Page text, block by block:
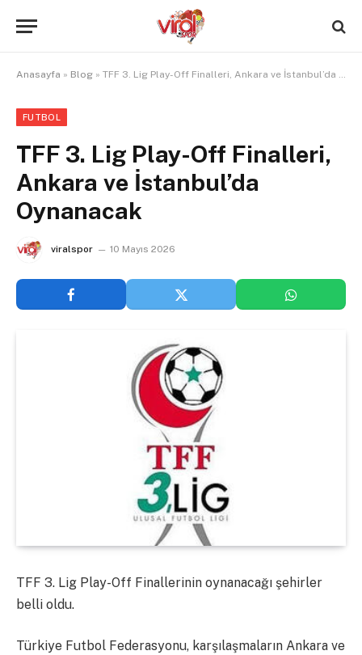
Anasayfa » Blog » TFF 3. Lig Play-Off Finalleri, Ankara ve İstanbul’da Oynanacak
FUTBOL
TFF 3. Lig Play-Off Finalleri,
Ankara ve İstanbul’da
Oynanacak
viralspor 10 Mayıs 2026
TFF 3. Lig Play-Off Finallerinin oynanacağı şehirler
belli oldu.
Türkiye Futbol Federasyonu, karşılaşmaların Ankara ve